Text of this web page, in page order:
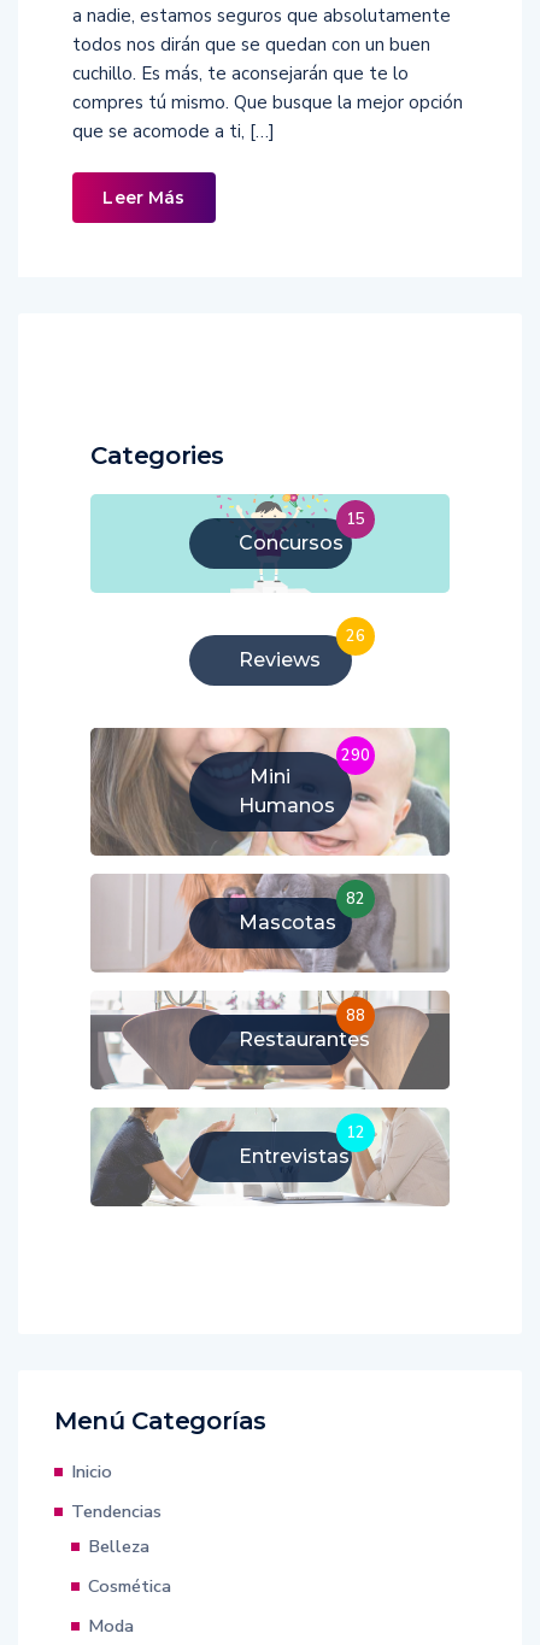
a nadie, estamos seguros que absolutamente
todos nos dirán que se quedan con un buen
cuchillo. Es más, te aconsejarán que te lo
compres tú mismo. Que busque la mejor opción
que se acomode a ti, […]
Leer Más
Categories
Concursos
15
Reviews
26
Mini
Humanos
290
Mascotas
82
Restaurantes
88
Entrevistas
12
Menú Categorías
Inicio
Tendencias
Belleza
Cosmética
Moda